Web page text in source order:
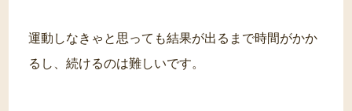
運動しなきゃと思っても結果が出るまで時間がかか
るし、続けるのは難しいです。